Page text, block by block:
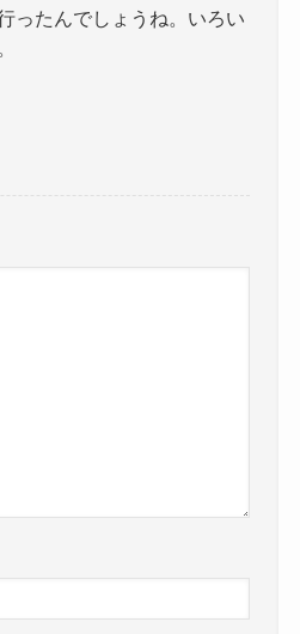
ったんでしょうね。いろい